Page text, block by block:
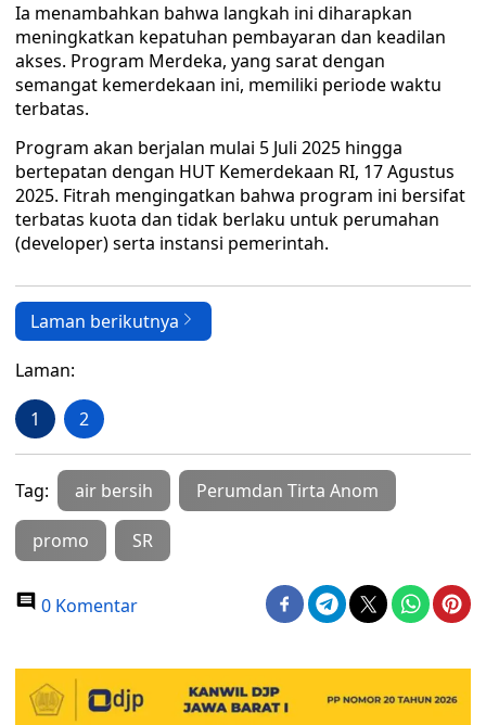
Ia menambahkan bahwa langkah ini diharapkan
meningkatkan kepatuhan pembayaran dan keadilan
akses. Program Merdeka, yang sarat dengan
semangat kemerdekaan ini, memiliki periode waktu
terbatas.
Program akan berjalan mulai 5 Juli 2025 hingga
bertepatan dengan HUT Kemerdekaan RI, 17 Agustus
2025. Fitrah mengingatkan bahwa program ini bersifat
terbatas kuota dan tidak berlaku untuk perumahan
(developer) serta instansi pemerintah.
Laman berikutnya
Laman:
1 2
Tag: air bersih Perumdan Tirta Anom
promo SR
0 Komentar